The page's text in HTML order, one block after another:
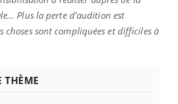
Plus la perte d’audition est
choses sont compliquées et difficiles à
THÈME